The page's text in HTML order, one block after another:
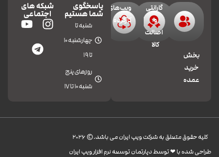
بخش
خرید
عمده
گارانتی
و
اصالت
کالا
ویپ‌های
کارکرده
پاسخگوی
شما هستیم
شنبه تا
چهارشنبه 10
تا 19
روزهای پنج
شنبه 10 تا 17
شبکه های
اجتماعی
کليه حقوق متعلق به شرکت ویپ ایران می باشد.© 2026
طراحی شده با ❤︎ توسط دپارتمان توسعه نرم افزار ویپ ایران